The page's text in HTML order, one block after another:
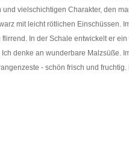
vielschichtigen Charakter, den
mit leicht rötlichen Einschüssen.
In der Schale entwickelt er
denke an wunderbare
- schön frisch und